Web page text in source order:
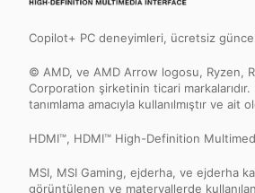
Copilot+ PC deneyimleri, ücretsiz
© AMD, ve AMD Arrow logosu, Ryzen,
Corporation şirketinin ticari
tanımlama amacıyla kullanılmıştır ve
HDMI™, HDMI™ High-Definition
MSI, MSI Gaming, ejderha, ve ejderha
görüntülenen ve materyallerde